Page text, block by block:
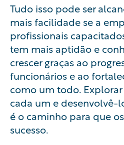
Tudo isso pode ser
mais facilidade se a
profissionais
tem mais aptidão e
crescer graças ao
funcionários e ao
como um todo.
cada um e desenvolvê-
é o caminho para que
sucesso.